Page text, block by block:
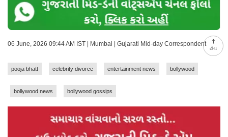
ટોચ
06 June, 2026 09:44 AM IST | Mumbai | Gujarati Mid-day Correspondent
pooja bhatt celebrity divorce entertainment news bollywood
bollywood news bollywood gossips